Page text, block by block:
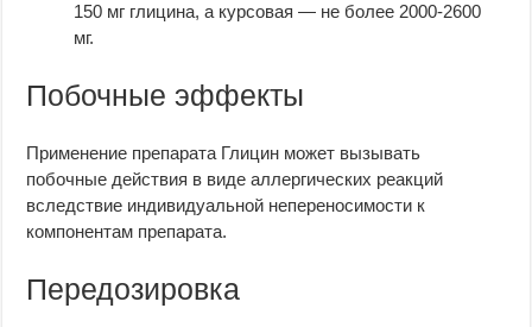
150 мг глицина, а курсовая — не более 2000-2600
мг.
Побочные эффекты
Применение препарата Глицин может вызывать
побочные действия в виде аллергических реакций
вследствие индивидуальной непереносимости к
компонентам препарата.
Передозировка